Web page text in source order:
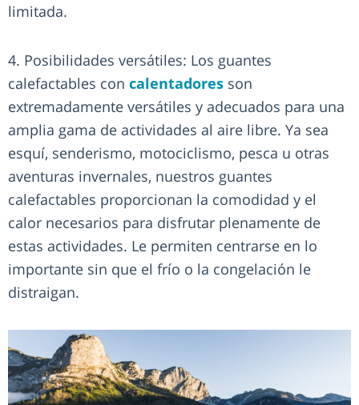
limitada.
4. Posibilidades versátiles: Los guantes
calefactables con calentadores son
extremadamente versátiles y adecuados para una
amplia gama de actividades al aire libre. Ya sea
esquí, senderismo, motociclismo, pesca u otras
aventuras invernales, nuestros guantes
calefactables proporcionan la comodidad y el
calor necesarios para disfrutar plenamente de
estas actividades. Le permiten centrarse en lo
importante sin que el frío o la congelación le
distraigan.